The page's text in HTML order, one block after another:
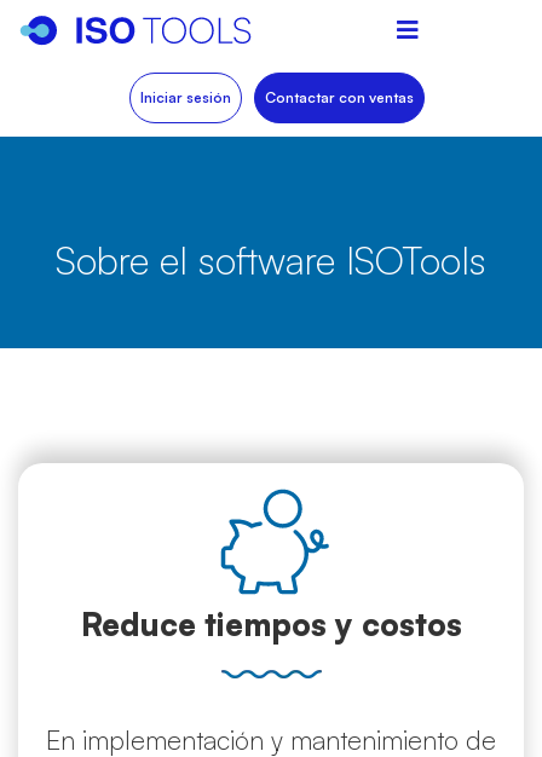
Iniciar sesión Contactar con ventas
Sobre el software ISOTools
Reduce tiempos y costos
En implementación y mantenimiento de